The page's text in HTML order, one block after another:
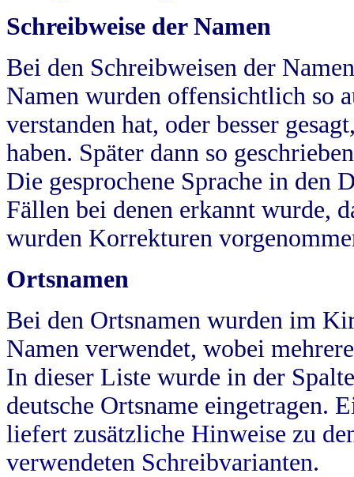
Schreibweise der Namen
Bei den Schreibweisen der
Namen wurden offensichtlich so
verstanden hat, oder besser
haben. Später dann so
Die gesprochene Sprache in
Fällen bei denen erkannt wurde,
wurden Korrekturen
Ortsnamen
Bei den Ortsnamen wurden im
Namen verwendet, wobei
In dieser Liste wurde in der
deutsche Ortsname eingetragen.
liefert zusätzliche Hinweise zu
verwendeten Schreibvarianten.